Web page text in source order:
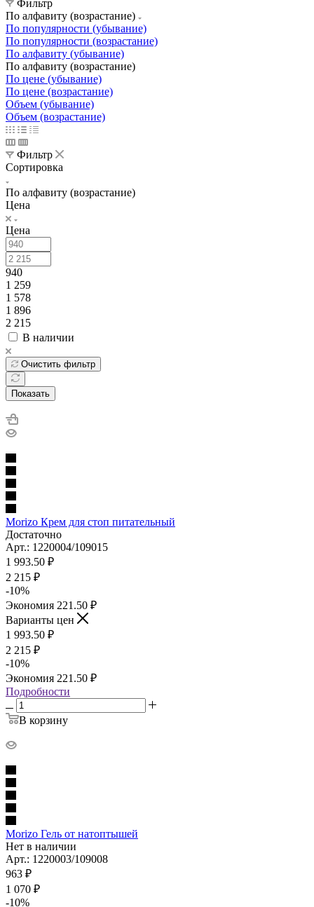
Фильтр
По алфавиту (возрастание)
По популярности (убывание)
По популярности (возрастание)
По алфавиту (убывание)
По алфавиту (возрастание)
По цене (убывание)
По цене (возрастание)
Объем (убывание)
Объем (возрастание)
Фильтр
Сортировка
По алфавиту (возрастание)
Цена
Цена
940
1 259
1 578
1 896
2 215
В наличии
Очистить фильтр
Показать
Morizo Крем для стоп питательный
Достаточно
Арт.: 1220004/109015
1 993.50 ₽
2 215 ₽
-10%
Экономия 221.50 ₽
Варианты цен
1 993.50 ₽
2 215 ₽
-10%
Экономия 221.50 ₽
Подробности
В корзину
Morizo Гель от натоптышей
Нет в наличии
Арт.: 1220003/109008
963 ₽
1 070 ₽
-10%